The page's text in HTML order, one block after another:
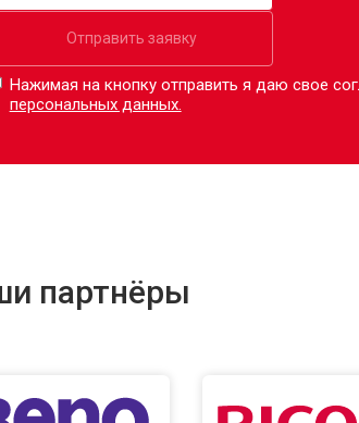
Отправить заявку
Нажимая на кнопку отправить я даю свое
персональных данных.
партнёры